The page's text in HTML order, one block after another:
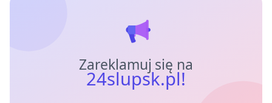
Zareklamuj się na
24slupsk.pl!